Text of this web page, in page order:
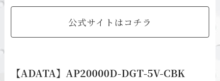
公式サイトはコチラ
【ADATA】AP20000D-DGT-5V-CBK